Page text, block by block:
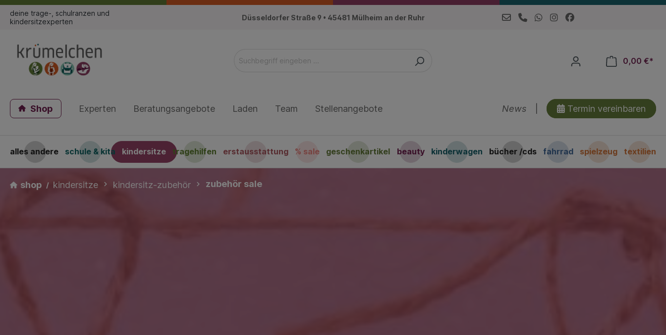
deine trage-, schulranzen und
kindersitzexperten
Düsseldorfer Straße 9 • 45481 Mülheim an der Ruhr
0,00 €*
Shop Experten Beratungsangebote Laden Team Stellenangebote News Termin vereinbaren
alles andere schule & kita kindersitze tragehilfen erstausstattung % sale geschenkartikel beauty kinderwagen bücher /cds fahrrad spielzeug textilien
shop kindersitze kindersitz-zubehör zubehör sale